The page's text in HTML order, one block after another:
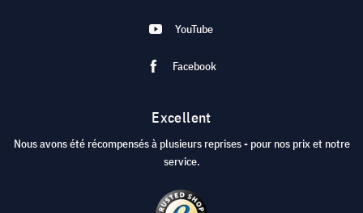
YouTube
Facebook
Excellent
Nous avons été récompensés à plusieurs reprises - pour nos prix et notre
service.